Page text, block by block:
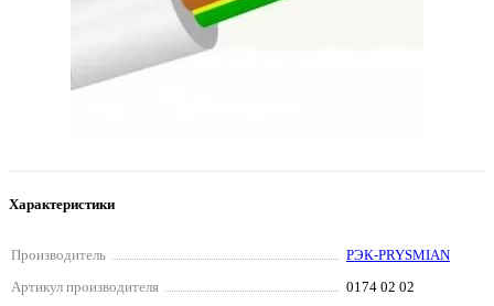
Характеристики
Производитель
РЭК-PRYSMIAN
Артикул производителя
0174 02 02